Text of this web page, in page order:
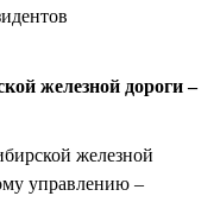
железной дороги –
железной
управлению –